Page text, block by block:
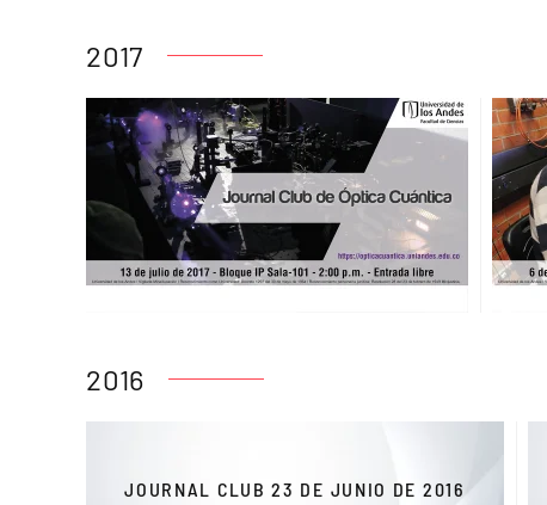
2017
2016
JOURNAL CLUB 23 DE JUNIO DE 2016